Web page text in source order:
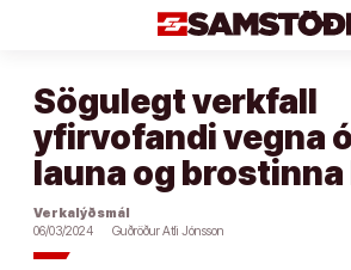
Sögulegt verkfall
yfirvofandi vegna
launa og
Verkalýðsmál
06/03/2024
Guðröður Atli Jónsson